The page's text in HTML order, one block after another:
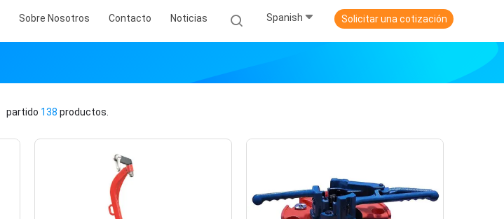
Sobre Nosotros Contacto Noticias Spanish Solicitar una cotización
partido 138 productos.